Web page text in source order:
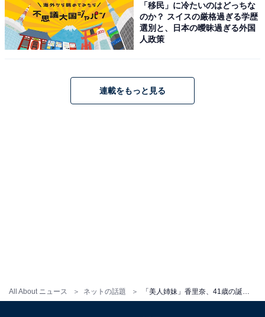
All About ニュース ネットの話題
「移民」に冷たいのはどっちな
のか？ スイスの厳格過ぎる学歴
選別と、日本の曖昧過ぎる外国
人政策
連載をもっと見る